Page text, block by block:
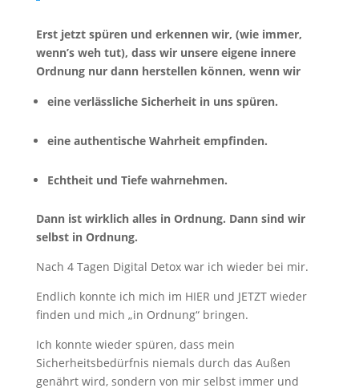
Erst jetzt spüren und erkennen wir, (wie immer,
wenn’s weh tut), dass wir unsere eigene innere
Ordnung nur dann herstellen können, wenn wir
eine verlässliche Sicherheit in uns spüren.
eine authentische Wahrheit empfinden.
Echtheit und Tiefe wahrnehmen.
Dann ist wirklich alles in Ordnung. Dann sind wir
selbst in Ordnung.
Nach 4 Tagen Digital Detox war ich wieder bei mir.
Endlich konnte ich mich im HIER und JETZT wieder
finden und mich „in Ordnung“ bringen.
Ich konnte wieder spüren, dass mein
Sicherheitsbedürfnis niemals durch das Außen
genährt wird, sondern von mir selbst immer und